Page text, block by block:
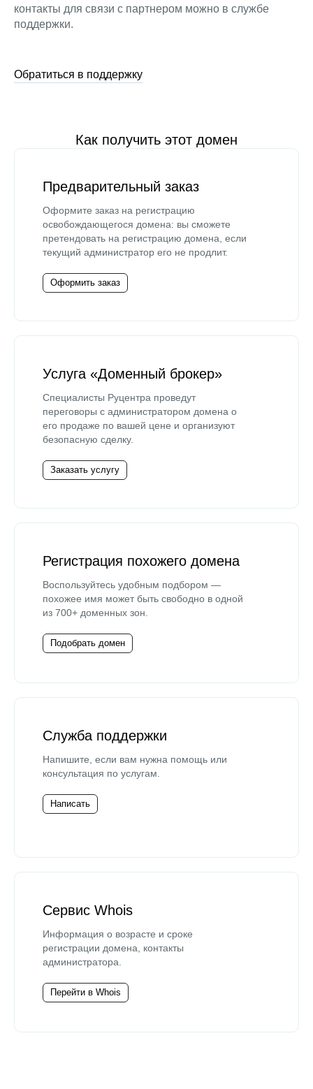
контакты для связи с партнером можно в службе
поддержки.
Обратиться в поддержку
Как получить этот домен
Предварительный заказ
Оформите заказ на регистрацию
освобождающегося домена: вы сможете
претендовать на регистрацию домена, если
текущий администратор его не продлит.
Оформить заказ
Услуга «Доменный брокер»
Специалисты Руцентра проведут
переговоры с администратором домена о
его продаже по вашей цене и организуют
безопасную сделку.
Заказать услугу
Регистрация похожего домена
Воспользуйтесь удобным подбором —
похожее имя может быть свободно в одной
из 700+ доменных зон.
Подобрать домен
Служба поддержки
Напишите, если вам нужна помощь или
консультация по услугам.
Написать
Сервис Whois
Информация о возрасте и сроке
регистрации домена, контакты
администратора.
Перейти в Whois